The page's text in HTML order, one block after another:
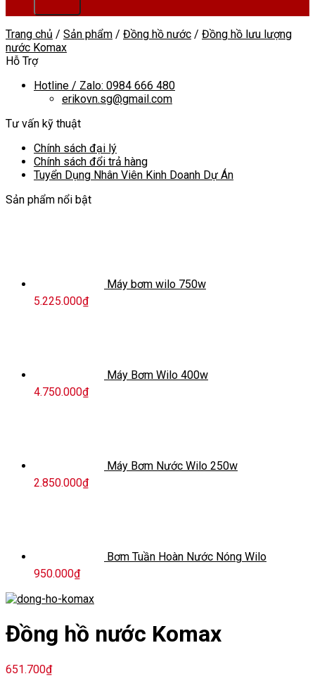
Trang chủ / Sản phẩm / Đồng hồ nước / Đồng hồ lưu lượng
nước Komax
Hỗ Trợ
Hotline / Zalo: 0984 666 480
erikovn.sg@gmail.com
Tư vấn kỹ thuật
Chính sách đại lý
Chính sách đổi trả hàng
Tuyển Dụng Nhân Viên Kinh Doanh Dự Án
Sản phẩm nổi bật
Máy bơm wilo 750w
5.225.000₫
Máy Bơm Wilo 400w
4.750.000₫
Máy Bơm Nước Wilo 250w
2.850.000₫
Bơm Tuần Hoàn Nước Nóng Wilo
950.000₫
Đồng hồ nước Komax
651.700₫